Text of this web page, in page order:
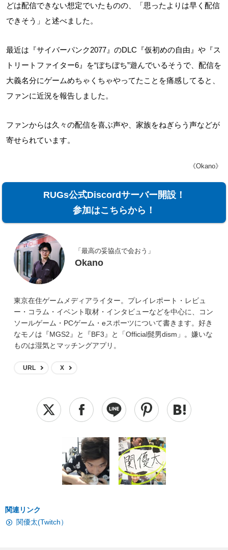
どは配信できない想定でいたものの、「思ったよりは早く配信
できそう」と述べました。
最近は『サイバーパンク2077』のDLC『仮初めの自由』や『ス
トリートファイター6』を“ぼちぼち”遊んでいるそうで、配信を
大義名分にゲームめちゃくちゃやってたことを痛感してると、
ファンに近況を報告しました。
ファンからは久々の配信を喜ぶ声や、家族をねぎらう声などが
寄せられています。
《Okano》
RUGs公式Discordサーバー開設！
参加はこちらから！
「最高の妥協点で会おう」
Okano
東京在住ゲームメディアライター。プレイレポート・レビュ
ー・コラム・イベント取材・インタビューなどを中心に、コン
ソールゲーム・PCゲーム・eスポーツについて書きます。好き
なモノは『MGS2』と『BF3』と「Official髭男dism」。嫌いな
ものは湿気とマッチングアプリ。
URL X
関連リンク
関優太(Twitch）